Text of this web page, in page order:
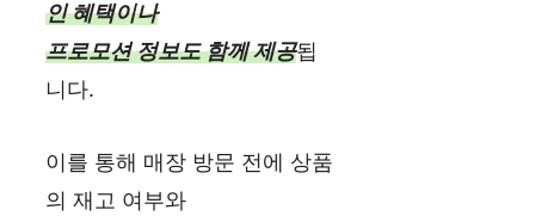
인 혜택이나
프로모션 정보도 함께 제공됩
니다.
이를 통해 매장 방문 전에 상품
의 재고 여부와